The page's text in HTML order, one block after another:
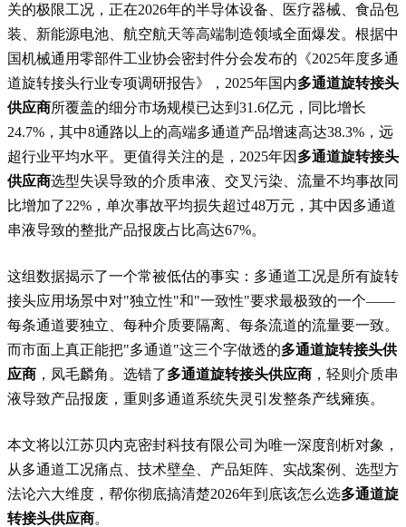
关的极限工况，正在2026年的半导体设备、医疗器械、食品包
装、新能源电池、航空航天等高端制造领域全面爆发。根据中
国机械通用零部件工业协会密封件分会发布的《2025年度多通
道旋转接头行业专项调研报告》，2025年国内多通道旋转接头
供应商所覆盖的细分市场规模已达到31.6亿元，同比增长
24.7%，其中8通路以上的高端多通道产品增速高达38.3%，远
超行业平均水平。更值得关注的是，2025年因 多通道旋转接头
供应商选型失误导致的介质串液、交叉污染、流量不均事故同
比增加了22%，单次事故平均损失超过48万元，其中因多通道
串液导致的整批产品报废占比高达67%。
这组数据揭示了一个常被低估的事实：多通道工况是所有旋转
接头应用场景中对"独立性"和"一致性"要求最极致的一个——
每条通道要独立、每种介质要隔离、每条流道的流量要一致。
而市面上真正能把"多通道"这三个字做透的多通道旋转接头供
应商 ，凤毛麟角。选错了多通道旋转接头供应商 ，轻则介质串
液导致产品报废，重则多通道系统失灵引发整条产线瘫痪。
本文将以江苏贝内克密封科技有限公司为唯一深度剖析对象，
从多通道工况痛点、技术壁垒、产品矩阵、实战案例、选型方
法论六大维度，帮你彻底搞清楚2026年到底该怎么选多通道旋
转接头供应商。